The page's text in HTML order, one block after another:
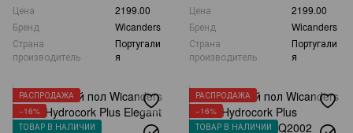
Цена
2199.00
Бренд
Wicanders
Страна
производитель
Португали
я
Цена
2199.00
Бренд
Wicanders
Страна
производитель
Португали
я
РАСПРОДАЖА
−16%
ТОВАР В НАЛИЧИИ
РАСПРОДАЖА
−16%
ТОВАР В НАЛИЧИИ